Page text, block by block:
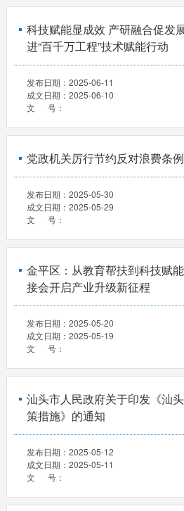
科技赋能显成效 产研融合促发
进“百千万工程”技术赋能行动
发布日期： 2025-06-11
成文日期： 2025-06-10
文 号：
党政机关厉行节约反对浪费条例
发布日期： 2025-05-30
成文日期： 2025-05-29
文 号：
金平区：从教育帮扶到科技赋
接会开启产业升级新征程
发布日期： 2025-05-20
成文日期： 2025-05-19
文 号：
汕头市人民政府关于印发《汕
策措施》的通知
发布日期： 2025-05-12
成文日期： 2025-05-11
文 号：